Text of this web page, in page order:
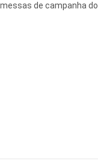
de campanha do